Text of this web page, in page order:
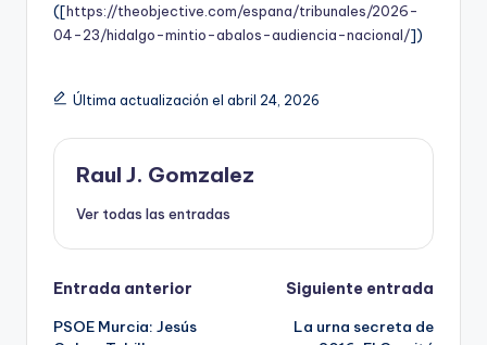
([https://theobjective.com/espana/tribunales/2026-
04-23/hidalgo-mintio-abalos-audiencia-nacional/])
Última actualización el abril 24, 2026
Raul J. Gomzalez
Ver todas las entradas
Navegación
Entrada anterior
PSOE Murcia: Jesús
Siguiente entrada
La urna secreta de